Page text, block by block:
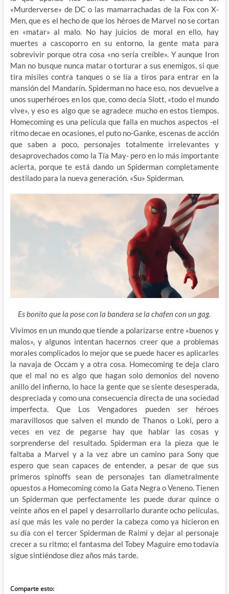
«Murderverse» de DC o las mamarrachadas de la Fox con X-
Men, que es el hecho de que los héroes de Marvel no se cortan
en «matar» al malo. No hay juicios de moral en ello, hay
muertes a cascoporro en su entorno, la gente mata para
sobrevivir porque otra cosa «no sería creíble». Y aunque Iron
Man no busque nunca matar o torturar a sus enemigos, si que
tira misiles contra tanques o se lía a tiros para entrar en la
mansión del Mandarín. Spiderman no hace eso, nos devuelve a
unos superhéroes en los que, como decía Slott, «todo el mundo
vive», y eso es algo que se agradece mucho en estos tiempos.
Homecoming es una película que falla en muchos aspectos -el
ritmo decae en ocasiones, el puto no-Ganke, escenas de acción
que saben a poco, personajes totalmente irrelevantes y
desaprovechados como la Tía May- pero en lo más importante
acierta, porque te está dando un Spiderman completamente
destilado para la nueva generación. «Su» Spiderman.
Es bonito que la pose con la bandera se la chafen con un gag.
Vivimos en un mundo que tiende a polarizarse entre «buenos y
malos», y algunos intentan hacernos creer que a problemas
morales complicados lo mejor que se puede hacer es aplicarles
la navaja de Occam y a otra cosa. Homecoming te deja claro
que el mal no es algo que hagan solo demonios del noveno
anillo del infierno, lo hace la gente que se siente desesperada,
despreciada y como una consecuencia directa de una sociedad
imperfecta. Que Los Vengadores pueden ser héroes
maravillosos que salven el mundo de Thanos o Loki, pero a
veces en vez de pegarse hay que hablar las cosas y
sorprenderse del resultado. Spiderman era la pieza que le
faltaba a Marvel y a la vez abre un camino para Sony que
espero que sean capaces de entender, a pesar de que sus
primeros spinoffs sean de personajes tan diametralmente
opuestos a Homecoming como la Gata Negra o Veneno. Tienen
un Spiderman que perfectamente les puede durar quince o
veinte años en el papel y desarrollarlo durante ocho películas,
así que más les vale no perder la cabeza como ya hicieron en
su día con el tercer Spiderman de Raimi y dejar al personaje
crecer a su ritmo; el fantasma del Tobey Maguire emo todavía
sigue sintiéndose diez años más tarde.
Comparte esto: